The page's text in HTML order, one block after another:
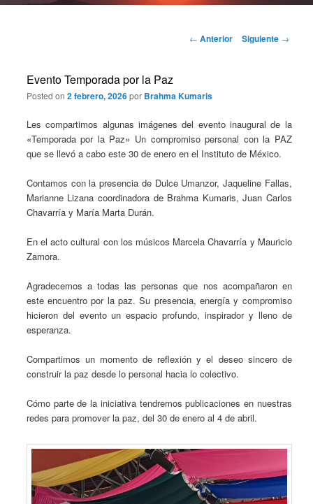
Navegación
← Anterior Siguiente →
Evento Temporada por la Paz
Posted on 2 febrero, 2026por Brahma Kumaris
Les compartimos algunas imágenes del evento inaugural de la
«Temporada por la Paz» Un compromiso personal con la PAZ
que se llevó a cabo este 30 de enero en el Instituto de México.
Contamos con la presencia de Dulce Umanzor, Jaqueline Fallas,
Marianne Lizana coordinadora de Brahma Kumaris, Juan Carlos
Chavarría y María Marta Durán.
En el acto cultural con los músicos Marcela Chavarría y Mauricio
Zamora.
Agradecemos a todas las personas que nos acompañaron en
este encuentro por la paz. Su presencia, energía y compromiso
hicieron del evento un espacio profundo, inspirador y lleno de
esperanza.
Compartimos un momento de reflexión y el deseo sincero de
construir la paz desde lo personal hacia lo colectivo.
Cómo parte de la iniciativa tendremos publicaciones en nuestras
redes para promover la paz, del 30 de enero al 4 de abril.